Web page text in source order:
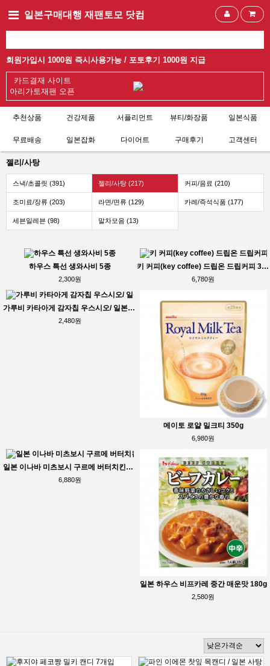
일본구매대행 재팬토모 닷컴
회원가입시 1000원 즉시사용가능 / 포토후기 1000원 지급
카드결재 사이트
아리가토재팬 오픈
추천상품 건강제품 서플리먼트 뷰티/화장품 일본식품
무료배송 일본잡화 다이어트 구매후기 고객센터
젤리/사탕
스낵/초콜릿 (391) 젤리/사탕 (217) 커피/음료 (210)
조미료/장류 (203) 라면/면류 (129) 카레/즉석식품 (177)
세븐일레븐 (98) 말차모음 (13)
하우스 특선 생와사비 5종
2,300원
키 커피(key coffee) 드립온 드립커피 3종_키커피
6,780원
가루비 카타아게 감자칩 우스시오/ 일본 감자칩 / 일본 포테토칩
2,480원
메이토 로얄 밀크티 350g
6,980원
일본 이나바 미츠보시 구르메 버터치킨카레 3팩입
6,880원
일본 하우스 비프카레 중간 매운맛 180g
2,580원